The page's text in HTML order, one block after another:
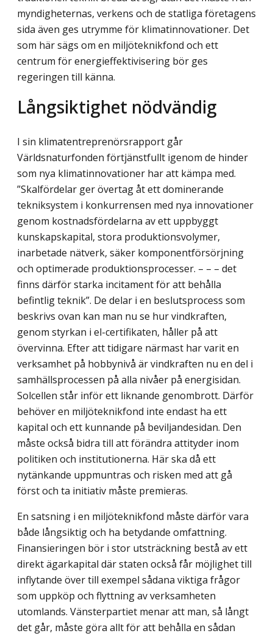
myndigheternas, verkens och de statliga företagens
sida även ges utrymme för klimatinnovationer. Det
som här sägs om en miljöteknikfond och ett
centrum för energieffektivisering bör ges
regeringen till känna.
Långsiktighet nödvändig
I sin klimatentreprenörsrapport går
Världsnaturfonden förtjänstfullt igenom de hinder
som nya klimatinnovationer har att kämpa med.
”Skalfördelar ger övertag åt ett dominerande
tekniksystem i konkurrensen med nya innovationer
genom kostnadsfördelarna av ett uppbyggt
kunskapskapital, stora produktionsvolymer,
inarbetade nätverk, säker komponentförsörjning
och optimerade produktionsprocesser. – – – det
finns därför starka incitament för att behålla
befintlig teknik”. De delar i en beslutsprocess som
beskrivs ovan kan man nu se hur vindkraften,
genom styrkan i el-certifikaten, håller på att
övervinna. Efter att tidigare närmast har varit en
verksamhet på hobbynivå är vindkraften nu en del i
samhällsprocessen på alla nivåer på energisidan.
Solcellen står inför ett liknande genombrott. Därför
behöver en miljöteknikfond inte endast ha ett
kapital och ett kunnande på beviljandesidan. Den
måste också bidra till att förändra attityder inom
politiken och institutionerna. Här ska då ett
nytänkande uppmuntras och risken med att gå
först och ta initiativ måste premieras.
En satsning i en miljöteknikfond måste därför vara
både långsiktig och ha betydande omfattning.
Finansieringen bör i stor utsträckning bestå av ett
direkt ägarkapital där staten också får möjlighet till
inflytande över till exempel sådana viktiga frågor
som uppköp och flyttning av verksamheten
utomlands. Vänsterpartiet menar att man, så långt
det går, måste göra allt för att behålla en sådan